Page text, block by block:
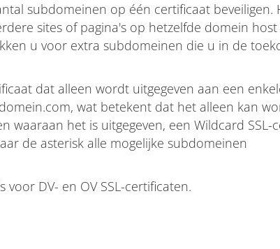
subdomeinen op één certificaat beveiligen.
sites of pagina's op hetzelfde domein
u voor extra subdomeinen die u in de
dat alleen wordt uitgegeven aan een
wat betekent dat het alleen kan
waaraan het is uitgegeven, een Wildcard SSL-
de asterisk alle mogelijke subdomeinen
DV- en OV SSL-certificaten.